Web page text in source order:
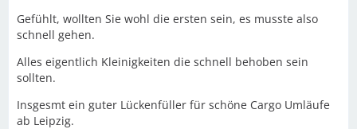
Gefühlt, wollten Sie wohl die ersten sein, es musste also
schnell gehen.
Alles eigentlich Kleinigkeiten die schnell behoben sein
sollten.
Insgesmt ein guter Lückenfüller für schöne Cargo Umläufe
ab Leipzig.